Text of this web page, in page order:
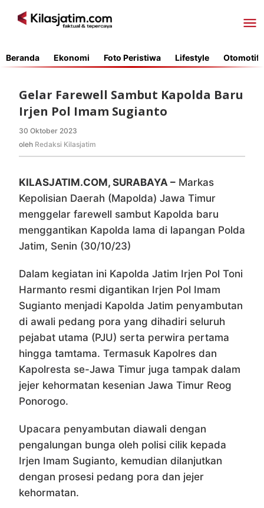
Beranda Ekonomi Foto Peristiwa Lifestyle Otomotif
Gelar Farewell Sambut Kapolda Baru
Irjen Pol Imam Sugianto
30 Oktober 2023
Redaksi
oleh Redaksi Kilasjatim
KILASJATIM.COM, SURABAYA – Markas
Kepolisian Daerah (Mapolda) Jawa Timur
menggelar farewell sambut Kapolda baru
menggantikan Kapolda lama di lapangan Polda
Jatim, Senin (30/10/23)
Dalam kegiatan ini Kapolda Jatim Irjen Pol Toni
Harmanto resmi digantikan Irjen Pol Imam
Sugianto menjadi Kapolda Jatim penyambutan
di awali pedang pora yang dihadiri seluruh
pejabat utama (PJU) serta perwira pertama
hingga tamtama. Termasuk Kapolres dan
Kapolresta se-Jawa Timur juga tampak dalam
jejer kehormatan kesenian Jawa Timur Reog
Ponorogo.
Upacara penyambutan diawali dengan
pengalungan bunga oleh polisi cilik kepada
Irjen Imam Sugianto, kemudian dilanjutkan
dengan prosesi pedang pora dan jejer
kehormatan.